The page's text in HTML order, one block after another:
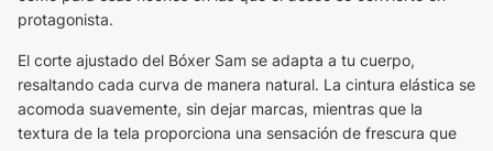
protagonista.
El corte ajustado del Bóxer Sam se adapta a tu cuerpo,
resaltando cada curva de manera natural. La cintura elástica se
acomoda suavemente, sin dejar marcas, mientras que la
textura de la tela proporciona una sensación de frescura que